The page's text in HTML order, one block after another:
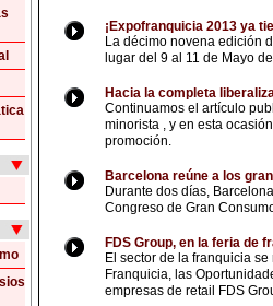
¡Expofranquicia 2013 ya
La décimo novena edición
lugar del 9 al 11 de Mayo
Hacia la completa
Continuamos el artículo
minorista , y en esta
promoción.
Barcelona reúne a los
Durante dos días,
Congreso de Gran
FDS Group, en la feria de
El sector de la franquicia
Franquicia, las
empresas de retail FDS